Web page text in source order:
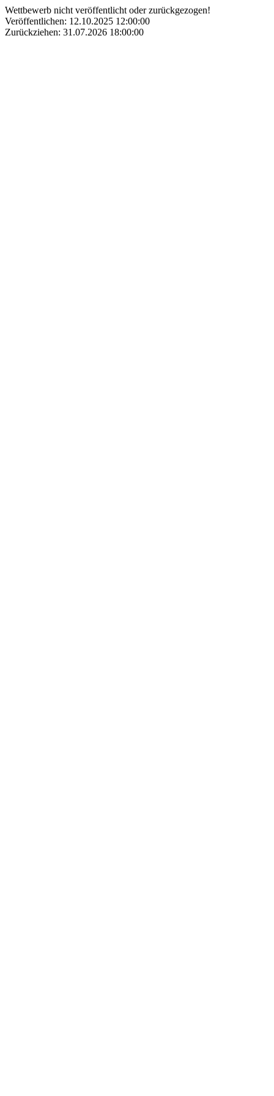
Wettbewerb nicht veröffentlicht oder zurückgezogen!
Veröffentlichen: 12.10.2025 12:00:00
Zurückziehen: 31.07.2026 18:00:00